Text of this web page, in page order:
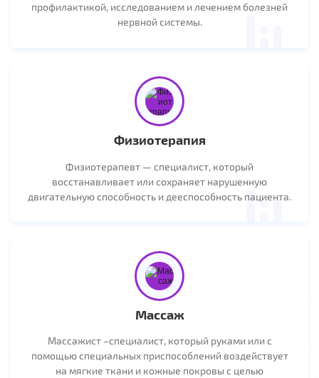
профилактикой, исследованием и лечением болезней
нервной системы.
Физиотерапия
Физиотерапевт — специалист, который
восстанавливает или сохраняет нарушенную
двигательную способность и дееспособность пациента.
Массаж
Массажист –специалист, который руками или с
помощью специальных приспособлений воздействует
на мягкие ткани и кожные покровы с целью